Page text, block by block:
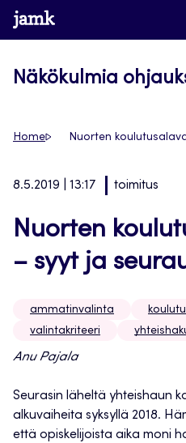
Siirry
suoraan
www.jamk.fi
Näkökulmia
Home Nuorten
8.5.2019 | 13:17 toimitus
Nuorten
– syyt ja
ammatinvalinta
valintakriteeri
Anu Pajala
Seurasin läheltä yhteishaun
alkuvaiheita syksyllä 2018.
että opiskelijoista aika moni